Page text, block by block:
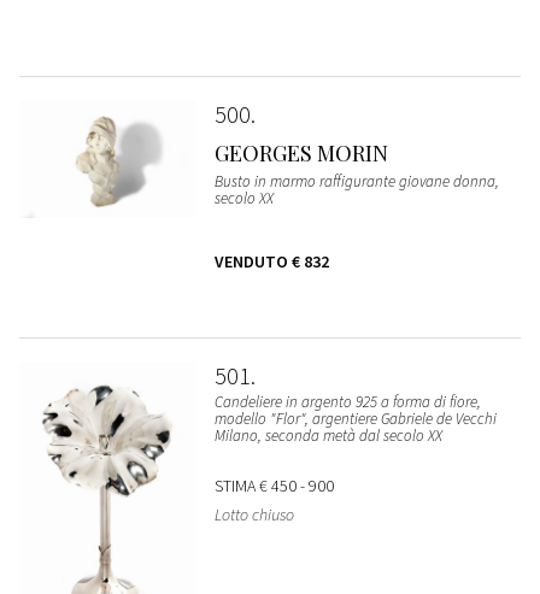
500
GEORGES MORIN
Busto in marmo raffigurante giovane donna,
secolo XX
VENDUTO € 832
501
Candeliere in argento 925 a forma di fiore,
modello "Flor", argentiere Gabriele de Vecchi
Milano, seconda metà dal secolo XX
STIMA€ 450 - 900
Lotto chiuso